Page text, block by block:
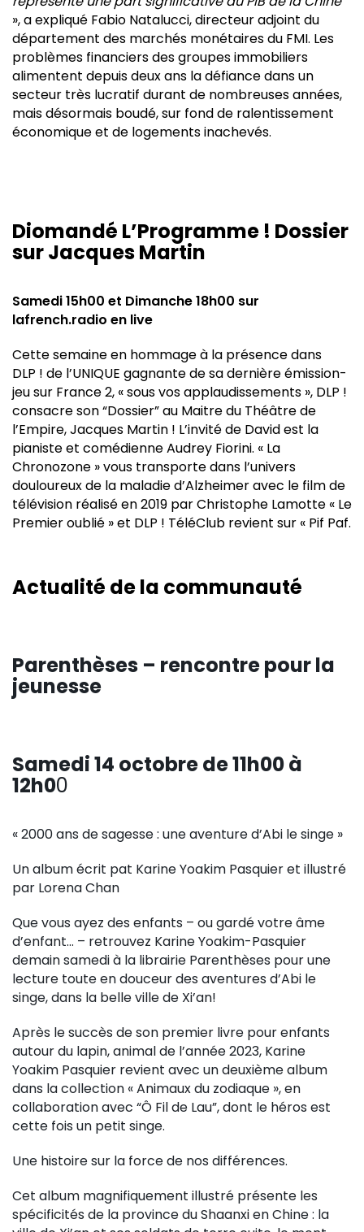
», a expliqué Fabio Natalucci, directeur adjoint du
département des marchés monétaires du FMI. Les
problèmes financiers des groupes immobiliers
alimentent depuis deux ans la défiance dans un
secteur très lucratif durant de nombreuses années,
mais désormais boudé, sur fond de ralentissement
économique et de logements inachevés.
Diomandé L’Programme ! Dossier
sur Jacques Martin
Samedi 15h00 et Dimanche 18h00 sur
lafrench.radio en live
Cette semaine en hommage à la présence dans
DLP ! de l’UNIQUE gagnante de sa dernière émission-
jeu sur France 2, « sous vos applaudissements », DLP !
consacre son “Dossier” au Maitre du Théâtre de
l’Empire, Jacques Martin ! L’invité de David est la
pianiste et comédienne Audrey Fiorini. « La
Chronozone » vous transporte dans l’univers
douloureux de la maladie d’Alzheimer avec le film de
télévision réalisé en 2019 par Christophe Lamotte « Le
Premier oublié » et DLP ! TéléClub revient sur « Pif Paf.
Actualité de la communauté
Parenthèses – rencontre pour la
jeunesse
Samedi 14 octobre de 11h00 à
12h00
« 2000 ans de sagesse : une aventure d’Abi le singe »
Un album écrit pat Karine Yoakim Pasquier et illustré
par Lorena Chan
Que vous ayez des enfants – ou gardé votre âme
d’enfant… – retrouvez Karine Yoakim-Pasquier
demain samedi à la librairie Parenthèses pour une
lecture toute en douceur des aventures d’Abi le
singe, dans la belle ville de Xi’an!
Après le succès de son premier livre pour enfants
autour du lapin, animal de l’année 2023, Karine
Yoakim Pasquier revient avec un deuxième album
dans la collection « Animaux du zodiaque », en
collaboration avec “Ô Fil de Lau”, dont le héros est
cette fois un petit singe.
Une histoire sur la force de nos différences.
Cet album magnifiquement illustré présente les
spécificités de la province du Shaanxi en Chine : la